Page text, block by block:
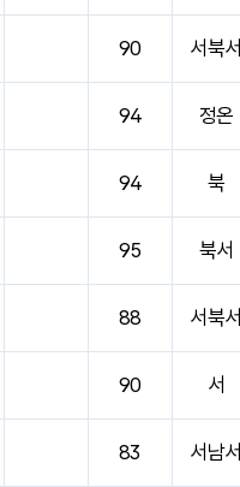
90 서북서
94 정온
94 북
95 북서
88 서북서
90 서
83 서남서